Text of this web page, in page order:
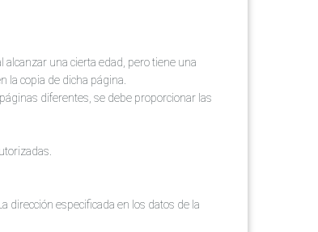
alcanzar una cierta edad, pero tiene una
la copia de dicha página.
diferentes, se debe proporcionar las
dirección especificada en los datos de la